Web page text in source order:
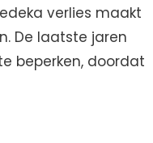
verlies maakt
De laatste jaren
beperken, doordat